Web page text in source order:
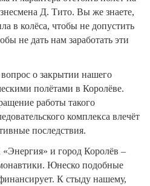
Д. Тито. Вы же знаете,
в колёса, чтобы не допустить
не дать нам заработать эти
о закрытии нашего
полётами в Королёве.
работы такого
комплекса влечёт
последствия.
и город Королёв –
Юнеско подобные
К стыду нашему,